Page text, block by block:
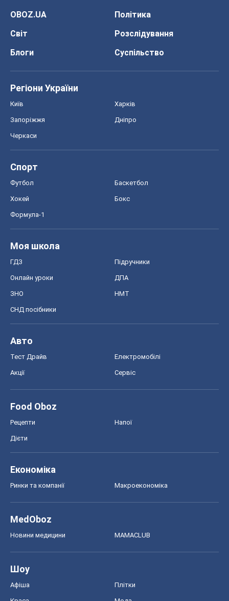
OBOZ.UA
Політика
Світ
Розслідування
Блоги
Суспільство
Регіони України
Київ Харків
Запоріжжя Дніпро
Черкаси
Спорт
Футбол Баскетбол
Хокей Бокс
Формула-1
Моя школа
ГДЗ Підручники
Онлайн уроки ДПА
ЗНО НМТ
СНД посібники
Авто
Тест Драйв Електромобілі
Акції Сервіс
Food Oboz
Рецепти Напої
Дієти
Економіка
Ринки та компанії Макроекономіка
MedOboz
Новини медицини MAMACLUB
Шоу
Афіша Плітки